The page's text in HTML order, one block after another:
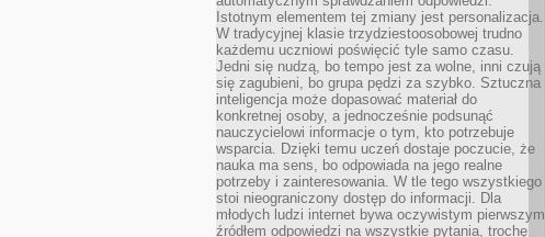
Istotnym elementem tej zmiany jest personalizacja.
W tradycyjnej klasie trzydziestoosobowej trudno
każdemu uczniowi poświęcić tyle samo czasu.
Jedni się nudzą, bo tempo jest za wolne, inni czują
się zagubieni, bo grupa pędzi za szybko. Sztuczna
inteligencja może dopasować materiał do
konkretnej osoby, a jednocześnie podsunąć
nauczycielowi informacje o tym, kto potrzebuje
wsparcia. Dzięki temu uczeń dostaje poczucie, że
nauka ma sens, bo odpowiada na jego realne
potrzeby i zainteresowania. W tle tego wszystkiego
stoi nieograniczony dostęp do informacji. Dla
młodych ludzi internet bywa oczywistym pierwszym
źródłem odpowiedzi na wszystkie pytania, trochę